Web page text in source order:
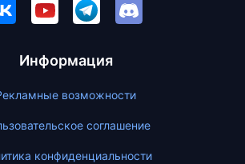
Информация
возможности
соглашение
конфиденциальности